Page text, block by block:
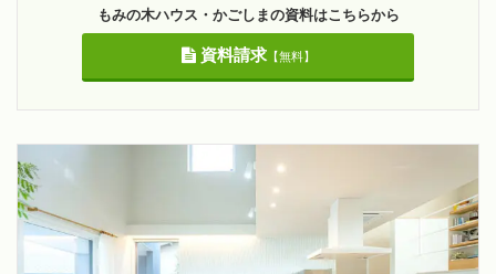
もみの木ハウス・かごしまの資料はこちらから
資料請求【無料】